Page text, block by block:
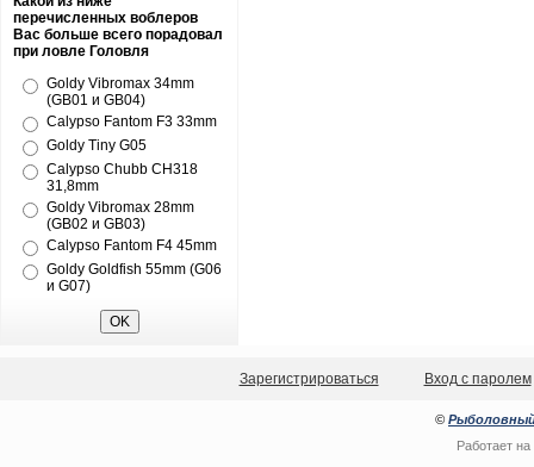
перечисленных воблеров
Вас больше всего порадовал
при ловле Головля
Goldy Vibromax 34mm
(GB01 и GB04)
Calypso Fantom F3 33mm
Goldy Tiny G05
Calypso Chubb CH318
31,8mm
Goldy Vibromax 28mm
(GB02 и GB03)
Calypso Fantom F4 45mm
Goldy Goldfish 55mm (G06
и G07)
Зарегистрироваться Вход с паролем
© Рыболовный
Работает